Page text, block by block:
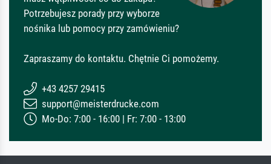
Potrzebujesz porady przy wyborze
nośnika lub pomocy przy zamówieniu?
Zapraszamy do kontaktu. Chętnie Ci pomożemy.
+43 4257 29415
support@meisterdrucke.com
Mo-Do: 7:00 - 16:00 | Fr: 7:00 - 13:00